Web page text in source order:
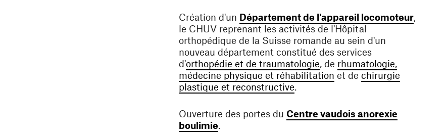
Création d'un Département de l'appareil locomoteur(ouvre
,
le CHUV reprenant les activités de l'Hôpital
orthopédique de la Suisse romande au sein d'un
nouveau département constitué des services
d'orthopédie et de traumatologie(ouvre une nouvelle fenêtre)
, de rhumatologie,
médecine physique et réhabilitation(ouvre une nouvelle
et de chirurgie
plastique et reconstructive(ouvre une nouvelle fenêtre)
.
Ouverture des portes du Centre vaudois anorexie
boulimie(ouvre une nouvelle fenêtre)
.